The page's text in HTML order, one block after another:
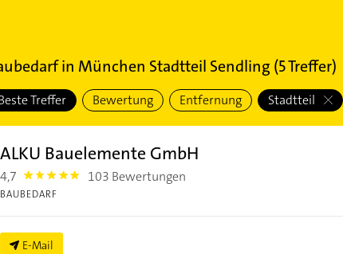
in München Stadtteil Sendling (5Treffer)
Treffer Bewertung Entfernung Stadtteil
ALKU Bauelemente GmbH
4,7 4.7000003 103 Bewertungen
BAUBEDARF
E-Mail